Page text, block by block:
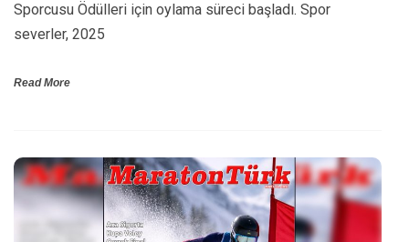
Sporcusu Ödülleri için oylama süreci başladı. Spor
severler, 2025
Read More